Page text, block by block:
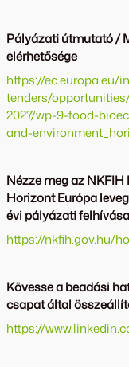
Pályázati útmutató /
elérhetősége
https://ec.europa.eu/
tenders/
2027/wp-9-food-
and-
Nézze meg az
Horizont Európa
évi pályázati
https://nkfih.gov.hu/
Kövesse a beadási
csapat által
https://